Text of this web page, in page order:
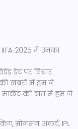
में उनका
डेट पर विचार.
खबरों में हम ने
की बात में हम ने
मोनसन अलर्ट, IPL